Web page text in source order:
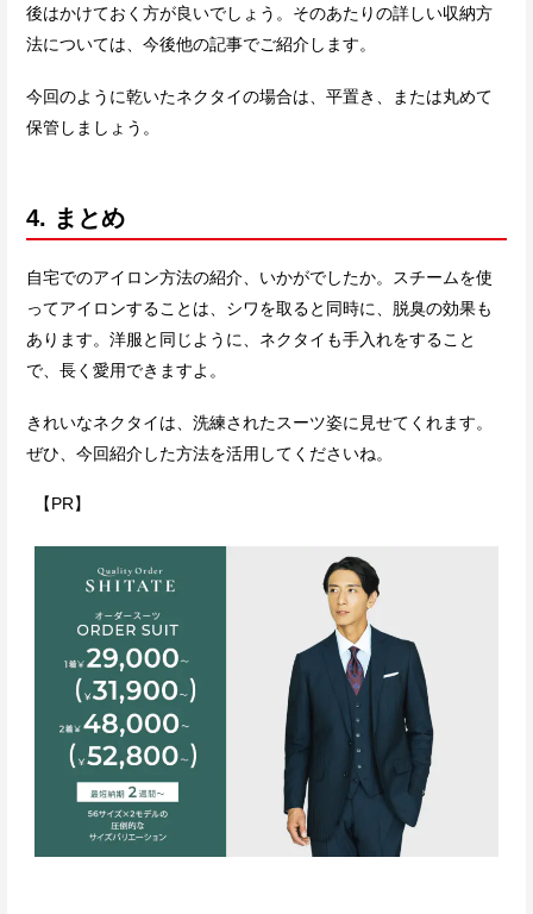
後はかけておく方が良いでしょう。そのあたりの詳しい収納方
法については、今後他の記事でご紹介します。
今回のように乾いたネクタイの場合は、平置き、または丸めて
保管しましょう。
4. まとめ
自宅でのアイロン方法の紹介、いかがでしたか。スチームを使
ってアイロンすることは、シワを取ると同時に、脱臭の効果も
あります。洋服と同じように、ネクタイも手入れをすること
で、長く愛用できますよ。
きれいなネクタイは、洗練されたスーツ姿に見せてくれます。
ぜひ、今回紹介した方法を活用してくださいね。
【PR】